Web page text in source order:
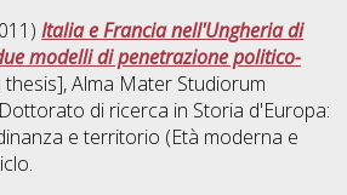
Italia e Francia nell'Ungheria di
modelli di penetrazione politico-
Alma Mater Studiorum
di ricerca in Storia d'Europa:
e territorio (Età moderna e